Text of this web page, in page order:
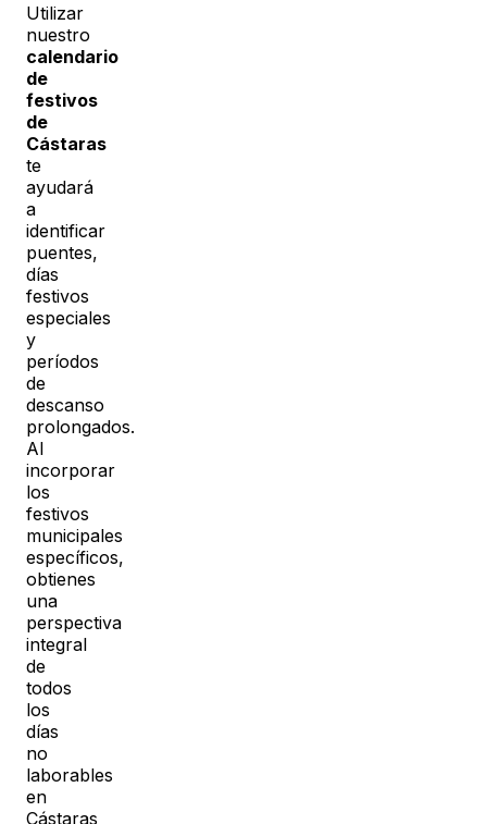
Utilizar
nuestro
calendario
de
festivos
de
Cástaras
te
ayudará
a
identificar
puentes,
días
festivos
especiales
y
períodos
de
descanso
prolongados.
Al
incorporar
los
festivos
municipales
específicos,
obtienes
una
perspectiva
integral
de
todos
los
días
no
laborables
en
Cástaras